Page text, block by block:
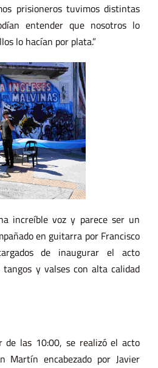
prisioneros tuvimos distintas
entender que nosotros lo
lo hacían por plata.”
increíble voz y parece ser un
en guitarra por Francisco
de inaugurar el acto
y valses con alta calidad
de las 10:00, se realizó el acto
Martín encabezado por Javier